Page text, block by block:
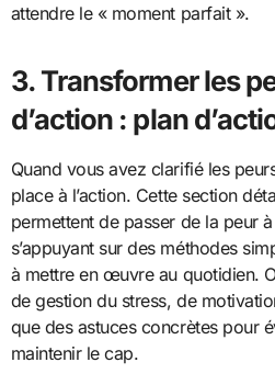
attendre le « moment parfait ».
3. Transformer les
d’action : plan
Quand vous avez clarifié les
place à l’action. Cette section
permettent de passer de la peur
s’appuyant sur des méthodes
à mettre en œuvre au quotidien.
de gestion du stress, de
que des astuces concrètes pour
maintenir le cap.